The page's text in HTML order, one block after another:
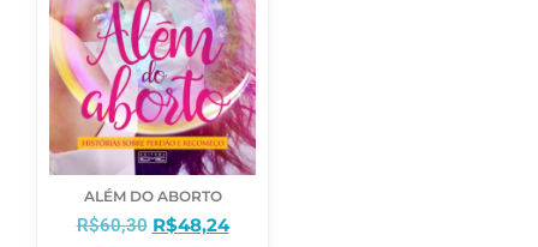
ALÉM DO ABORTO
R$60,30 R$48,24